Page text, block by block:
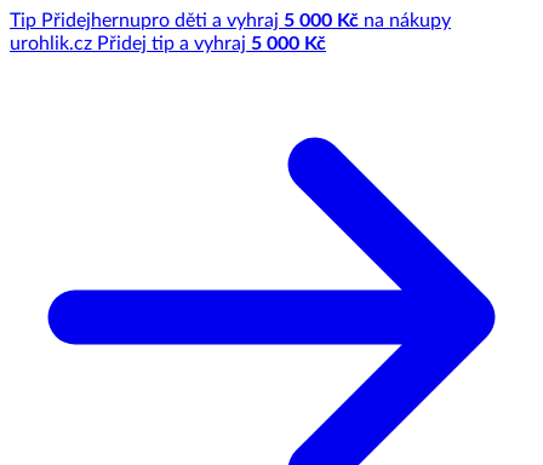
Tip Přidejhernupro děti a vyhraj 5 000 Kč na nákupy
urohlik.cz Přidej tip a vyhraj 5 000 Kč